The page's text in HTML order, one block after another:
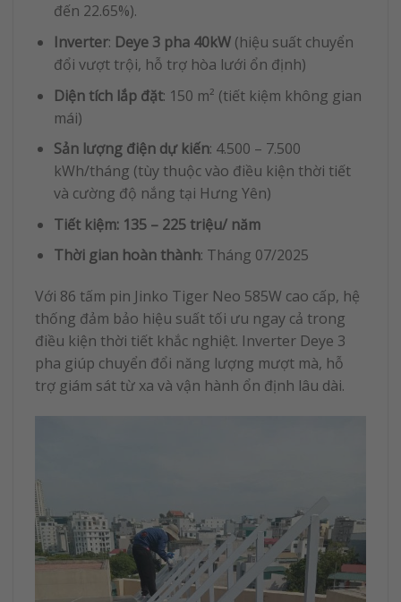
đến 22.65%).
Inverter: Deye 3 pha 40kW(hiệu suất chuyển
đổi vượt trội, hỗ trợ hòa lưới ổn định)
Diện tích lắp đặt: 150 m² (tiết kiệm không gian
mái)
Sản lượng điện dự kiến: 4.500 – 7.500
kWh/tháng (tùy thuộc vào điều kiện thời tiết
và cường độ nắng tại Hưng Yên)
Tiết kiệm: 135 – 225 triệu/ năm
Thời gian hoàn thành: Tháng 07/2025
Với 86 tấm pin Jinko Tiger Neo 585W cao cấp, hệ
thống đảm bảo hiệu suất tối ưu ngay cả trong
điều kiện thời tiết khắc nghiệt. Inverter Deye 3
pha giúp chuyển đổi năng lượng mượt mà, hỗ
trợ giám sát từ xa và vận hành ổn định lâu dài.